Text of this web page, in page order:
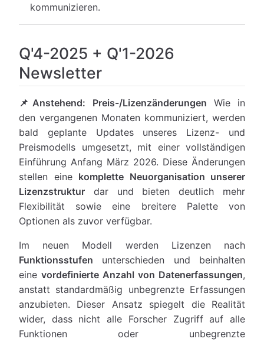
kommunizieren.
Q'4-2025 + Q'1-2026
Newsletter
📌Anstehend: Preis-/Lizenzänderungen Wie in
den vergangenen Monaten kommuniziert, werden
bald geplante Updates unseres Lizenz- und
Preismodells umgesetzt, mit einer vollständigen
Einführung Anfang März 2026. Diese Änderungen
stellen eine komplette Neuorganisation unserer
Lizenzstruktur dar und bieten deutlich mehr
Flexibilität sowie eine breitere Palette von
Optionen als zuvor verfügbar.
Im neuen Modell werden Lizenzen nach
Funktionsstufen unterschieden und beinhalten
eine vordefinierte Anzahl von Datenerfassungen,
anstatt standardmäßig unbegrenzte Erfassungen
anzubieten. Dieser Ansatz spiegelt die Realität
wider, dass nicht alle Forscher Zugriff auf alle
Funktionen oder unbegrenzte